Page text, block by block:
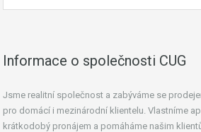
Informace o společnosti CUG
Jsme realitní společnost a zabýváme se
pro domácí i mezinárodní klientelu. Vlastníme
krátkodobý pronájem a pomáháme našim